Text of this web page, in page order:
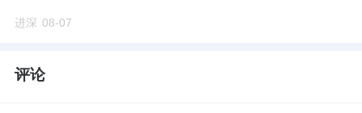
根据实施方案规划，6001地块周边还配建有公
进深 08-07
评论